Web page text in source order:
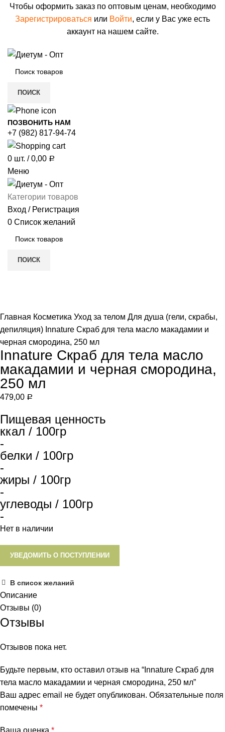
Чтобы оформить заказ по оптовым ценам, необходимо
Зарегистрироваться или Войти, если у Вас уже есть
аккаунт на нашем сайте.
ПОИСК
ПОЗВОНИТЬ НАМ
+7 (982) 817-94-74
0 шт. / 0,00 Р
Меню
Категории товаров
Вход / Регистрация
0 Список желаний
ПОИСК
Главная Косметика Уход за телом Для душа (гели, скрабы,
депиляция) Innature Скраб для тела масло макадамии и
черная смородина, 250 мл
Innature Скраб для тела масло
макадамии и черная смородина,
250 мл
479,00 Р
Пищевая ценность
ккал / 100гр
-
белки / 100гр
-
жиры / 100гр
-
углеводы / 100гр
-
Нет в наличии
УВЕДОМИТЬ О ПОСТУПЛЕНИИ
В список желаний
Описание
Отзывы (0)
Отзывы
Отзывов пока нет.
Будьте первым, кто оставил отзыв на “Innature Скраб для
тела масло макадамии и черная смородина, 250 мл”
Ваш адрес email не будет опубликован. Обязательные поля
помечены *
Ваша оценка *